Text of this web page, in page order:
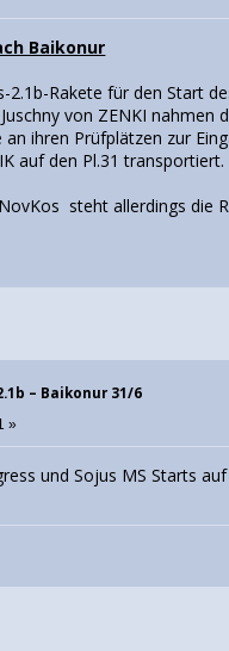
Baikonur
Rakete für den Start
von ZENKI
ihren Prüfplätzen zur
auf den Pl.31 transportiert.
allerdings die
– Baikonur 31/6
»
und Sojus MS Starts